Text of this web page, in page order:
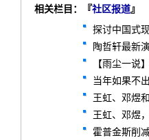
相关栏目：『社区报道』
探讨中国式
陶哲轩最新
【雨尘一
当年如果不
王虹、邓煜
王虹、邓煜
霍普金斯削